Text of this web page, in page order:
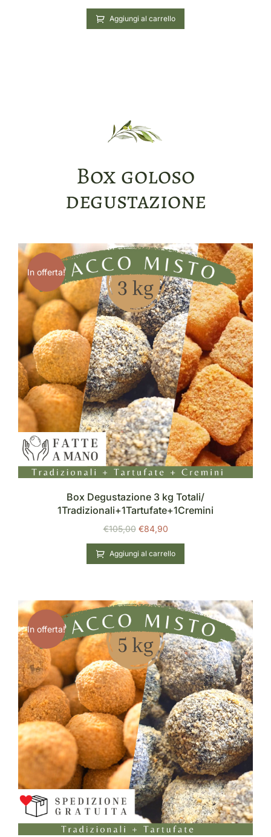
Aggiungi al carrello
Box goloso
degustazione
In offerta!
Box Degustazione 3 kg Totali/
1Tradizionali+1Tartufate+1Cremini
€105,00 €84,90
Aggiungi al carrello
In offerta!